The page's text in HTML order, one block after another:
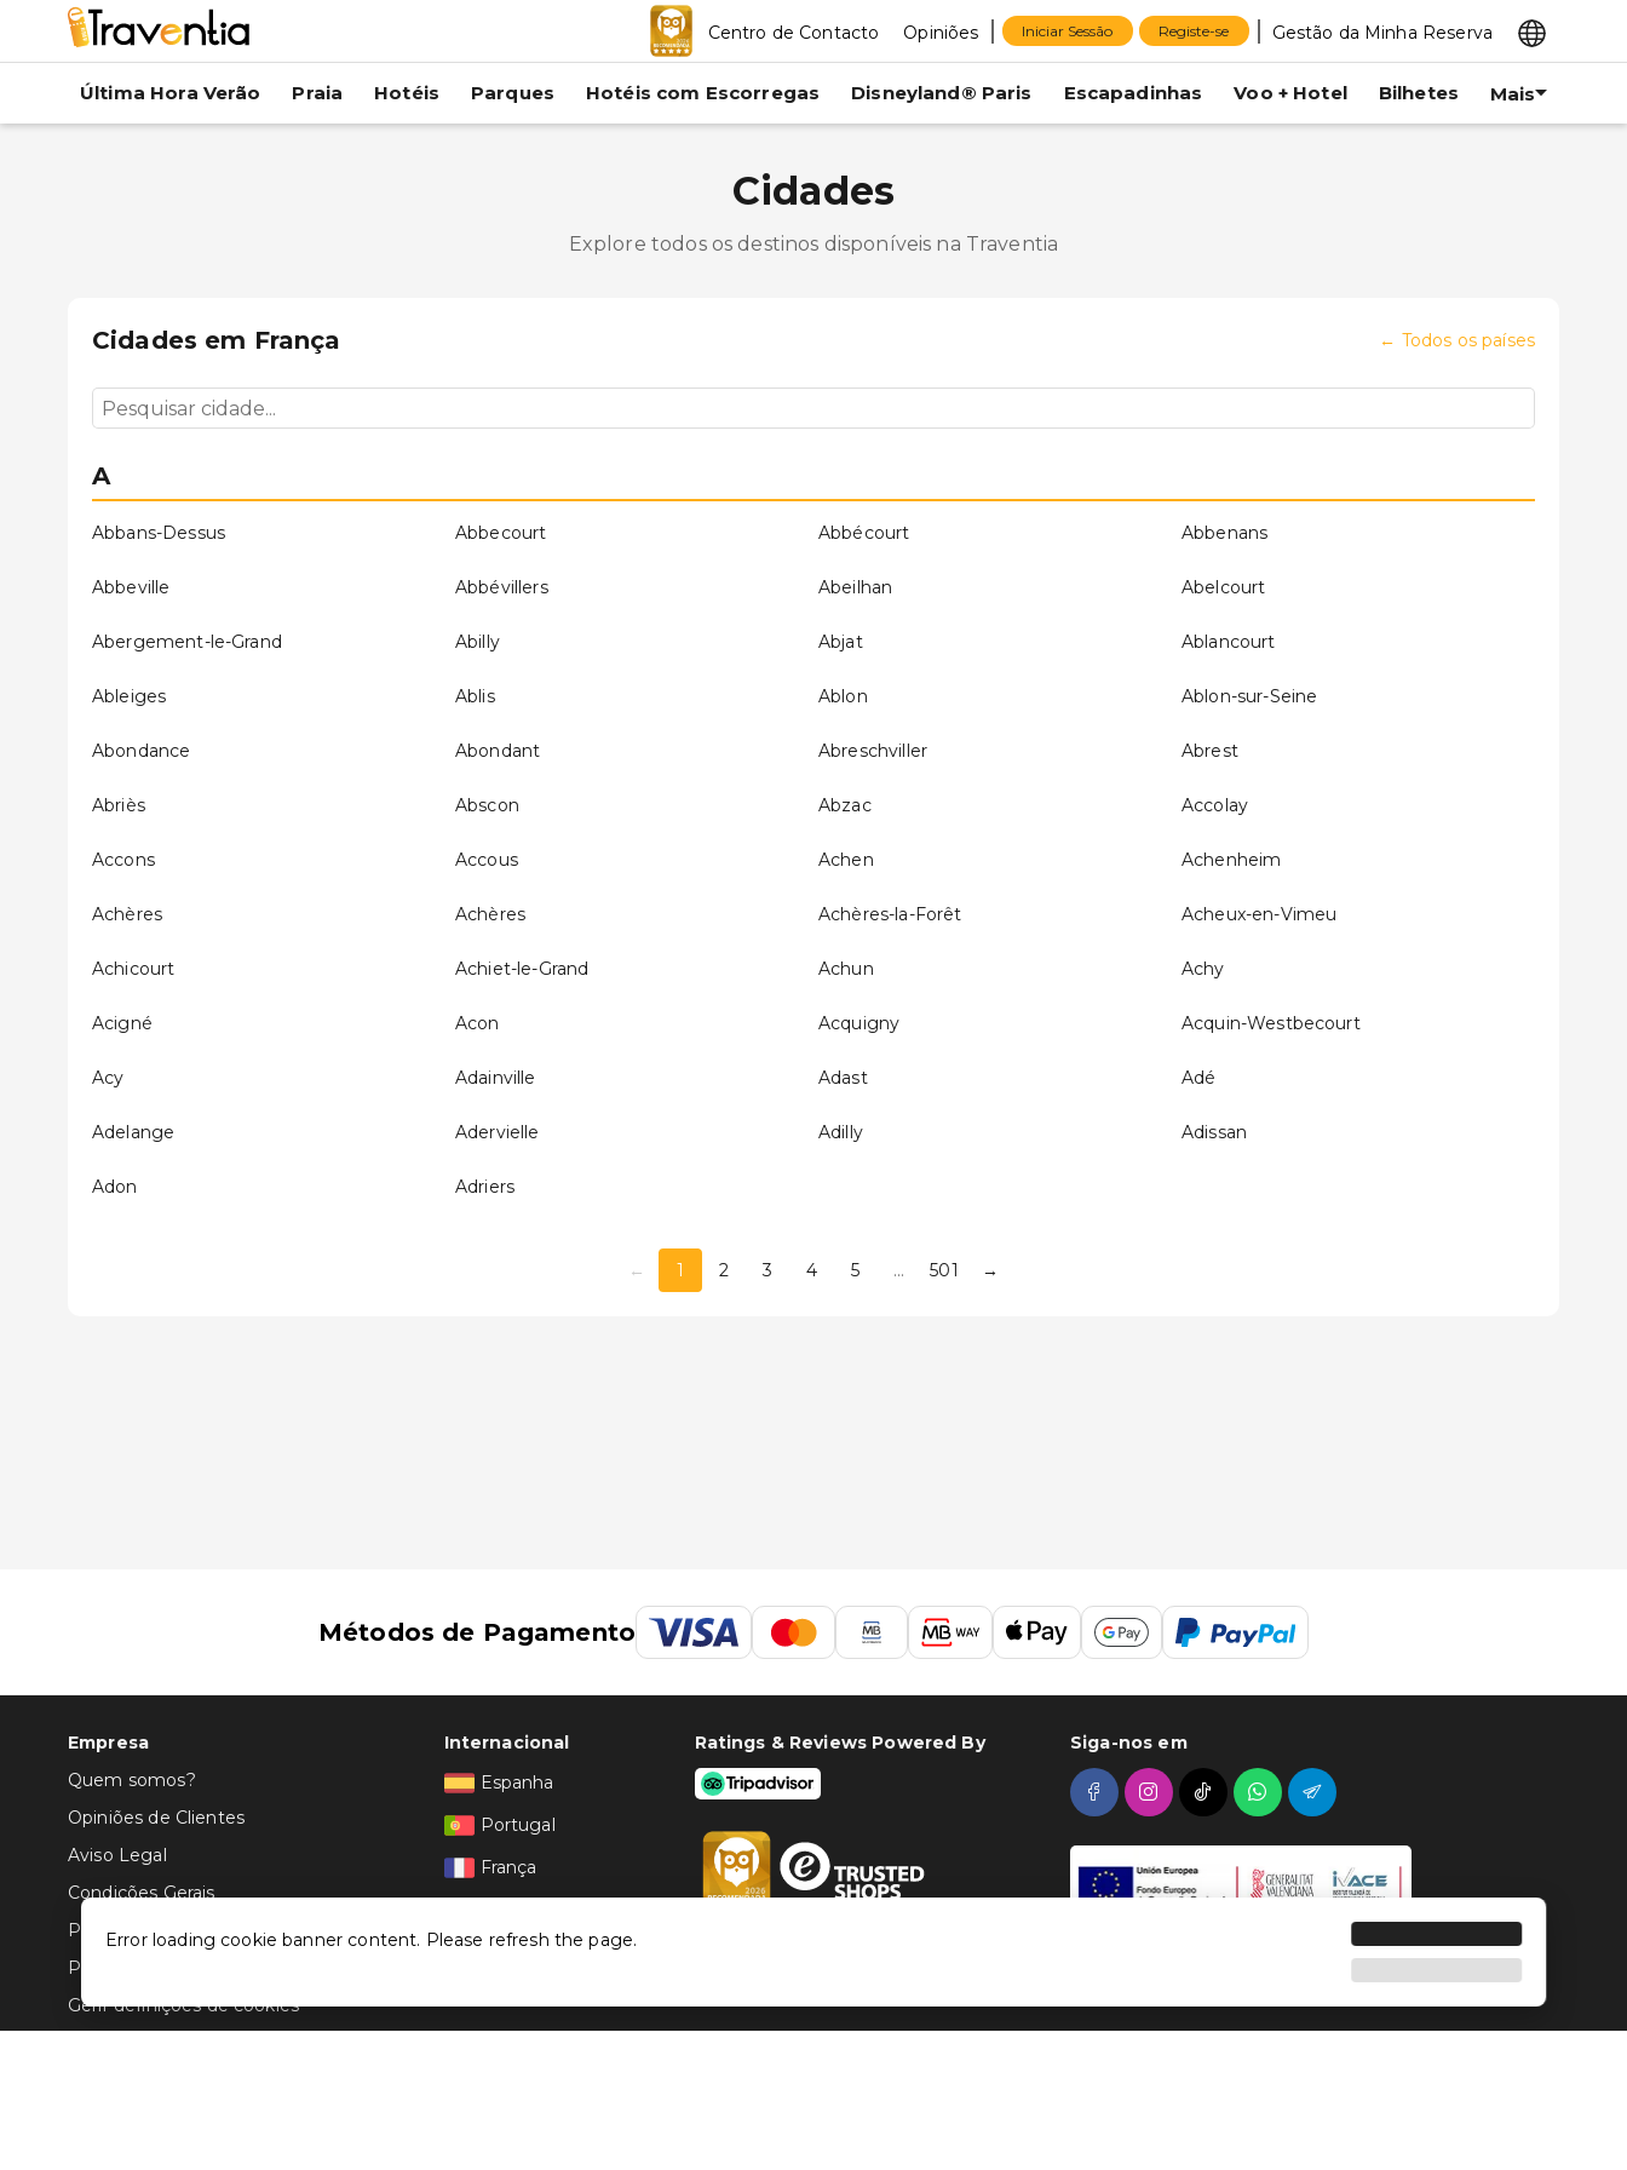
Centro de Contacto Opiniões Iniciar Sessão Registe-se Gestão da Minha Reserva
Última Hora Verão Praia Hotéis Parques Hotéis com Escorregas Disneyland® Paris Escapadinhas Voo + Hotel Bilhetes Mais
Cidades
Explore todos os destinos disponíveis na Traventia
Cidades em França ← Todos os países
A
Abbans-Dessus Abbecourt Abbécourt Abbenans
Abbeville Abbévillers Abeilhan Abelcourt
Abergement-le-Grand Abilly Abjat Ablancourt
Ableiges Ablis Ablon Ablon-sur-Seine
Abondance Abondant Abreschviller Abrest
Abriès Abscon Abzac Accolay
Accons Accous Achen Achenheim
Achères Achères Achères-la-Forêt Acheux-en-Vimeu
Achicourt Achiet-le-Grand Achun Achy
Acigné Acon Acquigny Acquin-Westbecourt
Acy Adainville Adast Adé
Adelange Adervielle Adilly Adissan
Adon Adriers
← 1 2 3 4 5 ... 501 →
Métodos de Pagamento
Empresa
Quem somos?
Opiniões de Clientes
Aviso Legal
Condições Gerais
Politica de Privacidade
Política de Cookies
Gerir definições de cookies
Internacional
Espanha
Portugal
França
Ratings & Reviews Powered By Siga-nos em
Error loading cookie banner content. Please refresh the page.